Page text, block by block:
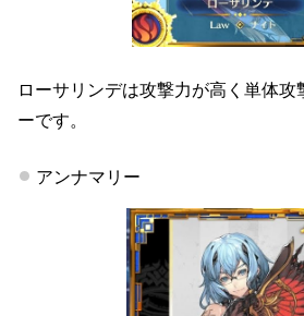
ローサリンデは攻撃力が高く単体攻
ーです。
アンナマリー